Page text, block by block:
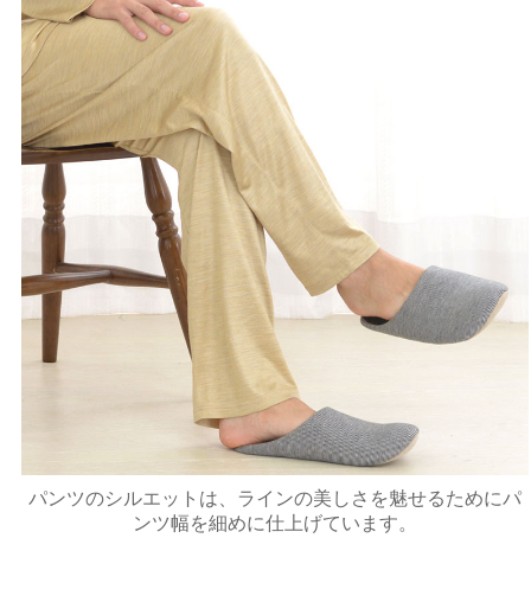
パンツのシルエットは、ラインの美しさを魅せるためにパ
ンツ幅を細めに仕上げています。